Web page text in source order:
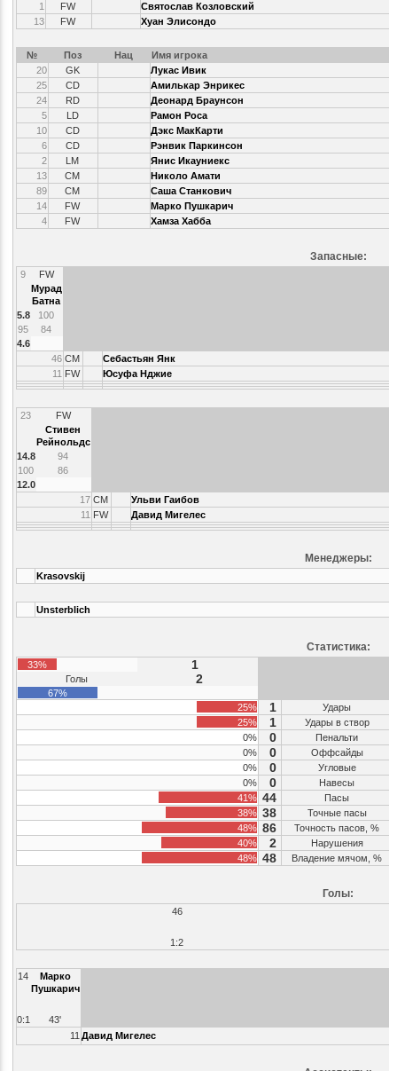
1
FW
Святослав Козловский
13
FW Хуан Элисондо
№ Поз Нац
Имя игрока
20
GK
Лукас Ивик
25
CD
Амилькар Энрикес
24
RD
Деонард Браунсон
5
LD
Рамон Роса
10
CD
Дэкс МакКарти
6
CD
Рэнвик Паркинсон
2
LM
Янис Икауниекс
13
CM
Николо Амати
89
CM
Саша Станкович
14
FW
Марко Пушкарич
4
FW Хамза Хабба
Запасные:
9
FW
Мурад
Батна
5.8
100
95
84
4.6
46 CM
Себастьян Янк
11 FW Юсуфа Нджие
23
FW
Стивен
Рейнольдс
14.8
94
100
86
12.0
17 CM
Ульви Гаибов
11 FW Давид Мигелес
Менеджеры:
Krasovskij
Unsterblich
Статистика:
33% 1
Голы 2
67%
25%
1
Удары
25%
1
Удары в створ
0%
0
Пенальти
0%
0
Оффсайды
0%
0
Угловые
0%
0
Навесы
41% 44
Пасы
38% 38
Точные пасы
48% 86
Точность пасов, %
40%
2
Нарушения
48% 48 Владение мячом, %
Голы:
46
1:2
14
Марко
Пушкарич
0:1
43'
11 Давид Мигелес